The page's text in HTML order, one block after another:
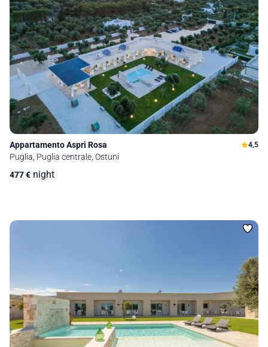
Appartamento Aspri Rosa 4,5
Puglia, Puglia centrale, Ostuni
477€ night